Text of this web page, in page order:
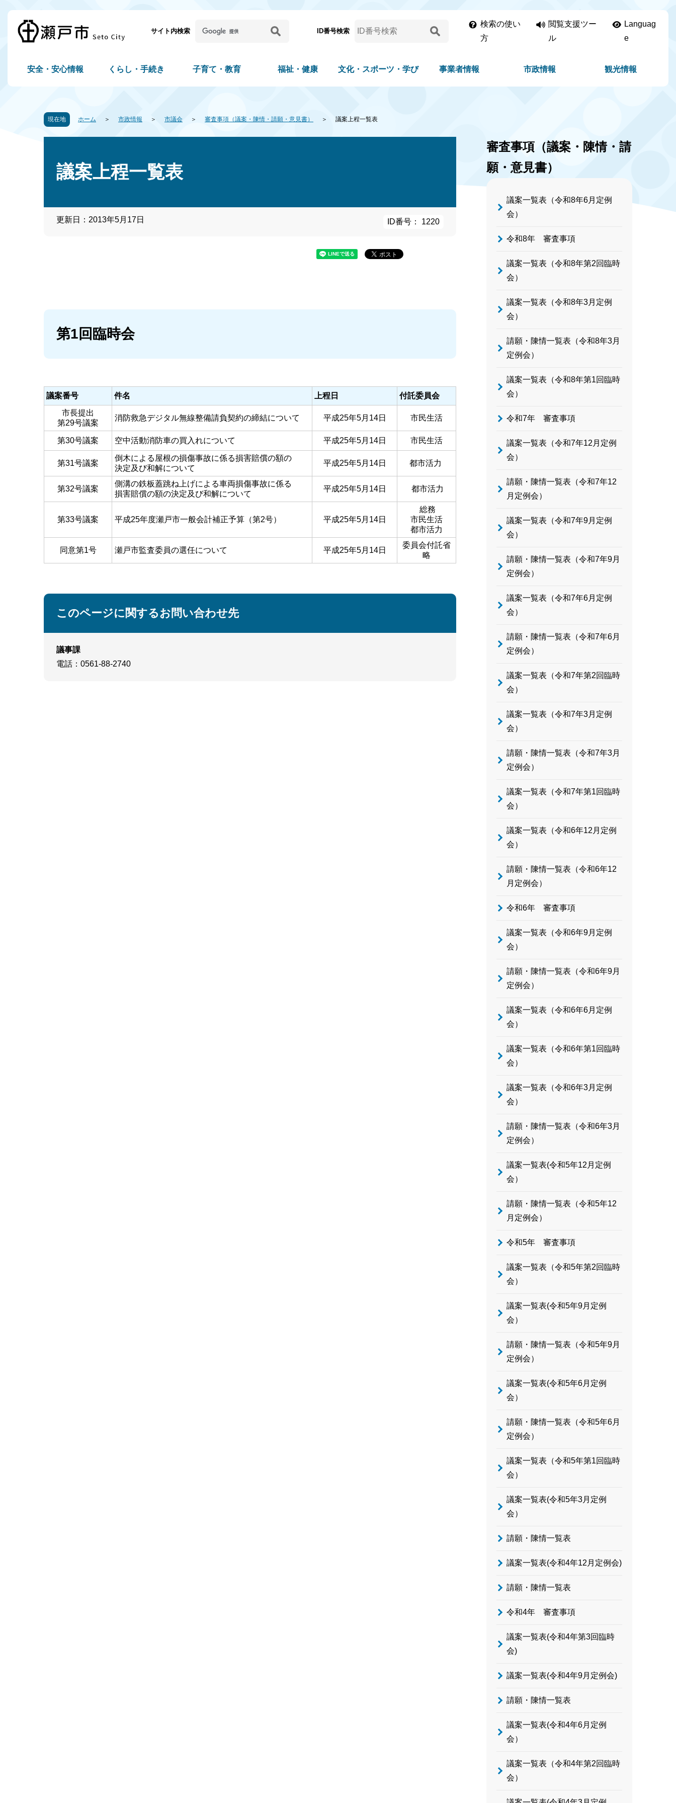
サイト内検索 ID番号検索
検索の使い
方
閲覧支援ツー
ル
Languag
e
安全・安心情報 くらし・手続き 子育て・教育 福祉・健康 文化・スポーツ・学び 事業者情報 市政情報 観光情報
現在地 ホーム 市政情報 市議会 審査事項（議案・陳情・請願・意見書） 議案上程一覧表
議案上程一覧表
更新日：2013年5月17日 ID番号： 1220
第1回臨時会
議案番号 件名 上程日
付託委員会
市長提出
第29号議案
消防救急デジタル無線整備請負契約の締結について 平成25年5月14日 市民生活
第30号議案 空中活動消防車の買入れについて 平成25年5月14日 市民生活
第31号議案
倒木による屋根の損傷事故に係る損害賠償の額の
決定及び和解について
平成25年5月14日 都市活力
第32号議案
側溝の鉄板蓋跳ね上げによる車両損傷事故に係る
損害賠償の額の決定及び和解について
平成25年5月14日 都市活力
第33号議案 平成25年度瀬戸市一般会計補正予算（第2号） 平成25年5月14日
総務
市民生活
都市活力
同意第1号 瀬戸市監査委員の選任について 平成25年5月14日
委員会付託省
略
このページに関するお問い合わせ先
議事課
電話 ：0561-88-2740
審査事項（議案・陳情・請
願・意見書）
議案一覧表（令和8年6月定例
会）
令和8年 審査事項
議案一覧表（令和8年第2回臨時
会）
議案一覧表（令和8年3月定例
会）
請願・陳情一覧表（令和8年3月
定例会）
議案一覧表（令和8年第1回臨時
会）
令和7年 審査事項
議案一覧表（令和7年12月定例
会）
請願・陳情一覧表（令和7年12
月定例会）
議案一覧表（令和7年9月定例
会）
請願・陳情一覧表（令和7年9月
定例会）
議案一覧表（令和7年6月定例
会）
請願・陳情一覧表（令和7年6月
定例会）
議案一覧表（令和7年第2回臨時
会）
議案一覧表（令和7年3月定例
会）
請願・陳情一覧表（令和7年3月
定例会）
議案一覧表（令和7年第1回臨時
会）
議案一覧表（令和6年12月定例
会）
請願・陳情一覧表（令和6年12
月定例会）
令和6年 審査事項
議案一覧表（令和6年9月定例
会）
請願・陳情一覧表（令和6年9月
定例会）
議案一覧表（令和6年6月定例
会）
議案一覧表（令和6年第1回臨時
会）
議案一覧表（令和6年3月定例
会）
請願・陳情一覧表（令和6年3月
定例会）
議案一覧表(令和5年12月定例
会）
請願・陳情一覧表（令和5年12
月定例会）
令和5年 審査事項
議案一覧表（令和5年第2回臨時
会）
議案一覧表(令和5年9月定例
会）
請願・陳情一覧表（令和5年9月
定例会）
議案一覧表(令和5年6月定例
会）
請願・陳情一覧表（令和5年6月
定例会）
議案一覧表（令和5年第1回臨時
会）
議案一覧表(令和5年3月定例
会）
請願・陳情一覧表
議案一覧表(令和4年12月定例会)
請願・陳情一覧表
令和4年 審査事項
議案一覧表(令和4年第3回臨時
会)
議案一覧表(令和4年9月定例会)
請願・陳情一覧表
議案一覧表(令和4年6月定例
会）
議案一覧表（令和4年第2回臨時
会）